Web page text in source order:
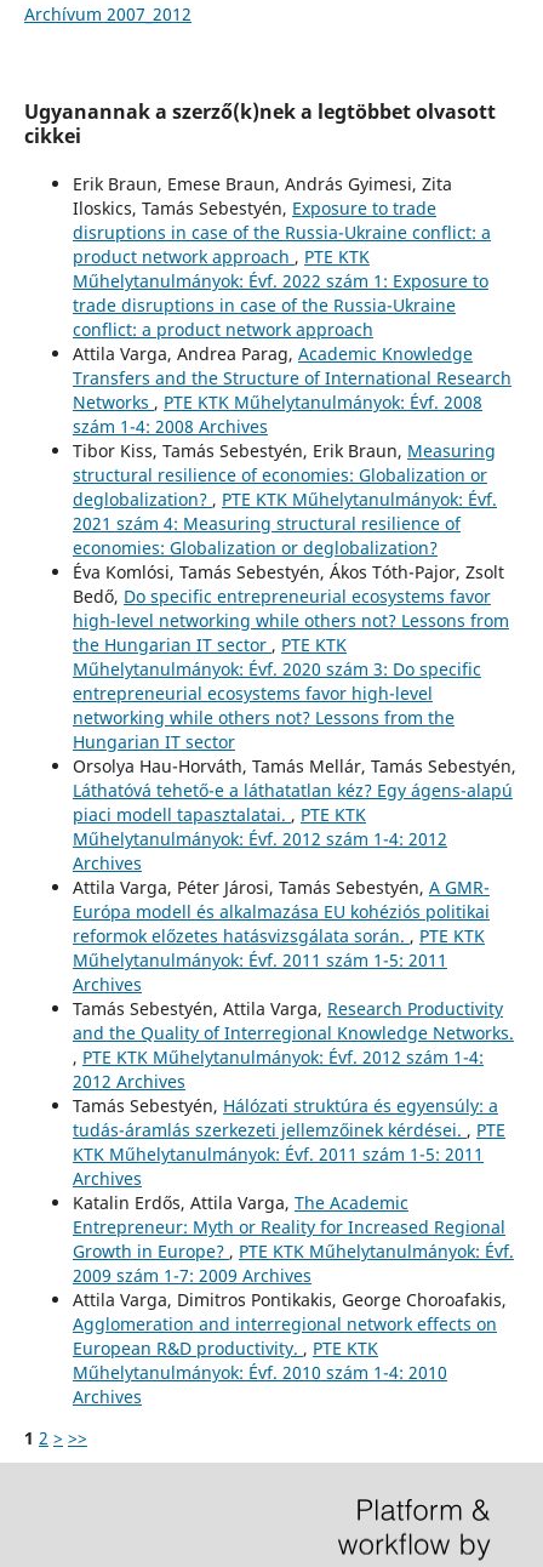
Archívum 2007_2012
Ugyanannak a szerző(k)nek a legtöbbet olvasott
cikkei
Erik Braun, Emese Braun, András Gyimesi, Zita
Iloskics, Tamás Sebestyén, Exposure to trade
disruptions in case of the Russia-Ukraine conflict: a
product network approach , PTE KTK
Műhelytanulmányok: Évf. 2022 szám 1: Exposure to
trade disruptions in case of the Russia-Ukraine
conflict: a product network approach
Attila Varga, Andrea Parag, Academic Knowledge
Transfers and the Structure of International Research
Networks , PTE KTK Műhelytanulmányok: Évf. 2008
szám 1-4: 2008 Archives
Tibor Kiss, Tamás Sebestyén, Erik Braun, Measuring
structural resilience of economies: Globalization or
deglobalization? , PTE KTK Műhelytanulmányok: Évf.
2021 szám 4: Measuring structural resilience of
economies: Globalization or deglobalization?
Éva Komlósi, Tamás Sebestyén, Ákos Tóth-Pajor, Zsolt
Bedő, Do specific entrepreneurial ecosystems favor
high-level networking while others not? Lessons from
the Hungarian IT sector , PTE KTK
Műhelytanulmányok: Évf. 2020 szám 3: Do specific
entrepreneurial ecosystems favor high-level
networking while others not? Lessons from the
Hungarian IT sector
Orsolya Hau-Horváth, Tamás Mellár, Tamás Sebestyén,
Láthatóvá tehető-e a láthatatlan kéz? Egy ágens-alapú
piaci modell tapasztalatai. , PTE KTK
Műhelytanulmányok: Évf. 2012 szám 1-4: 2012
Archives
Attila Varga, Péter Járosi, Tamás Sebestyén, A GMR-
Európa modell és alkalmazása EU kohéziós politikai
reformok előzetes hatásvizsgálata során. , PTE KTK
Műhelytanulmányok: Évf. 2011 szám 1-5: 2011
Archives
Tamás Sebestyén, Attila Varga, Research Productivity
and the Quality of Interregional Knowledge Networks.
, PTE KTK Műhelytanulmányok: Évf. 2012 szám 1-4:
2012 Archives
Tamás Sebestyén, Hálózati struktúra és egyensúly: a
tudás-áramlás szerkezeti jellemzőinek kérdései. , PTE
KTK Műhelytanulmányok: Évf. 2011 szám 1-5: 2011
Archives
Katalin Erdős, Attila Varga, The Academic
Entrepreneur: Myth or Reality for Increased Regional
Growth in Europe? , PTE KTK Műhelytanulmányok: Évf.
2009 szám 1-7: 2009 Archives
Attila Varga, Dimitros Pontikakis, George Choroafakis,
Agglomeration and interregional network effects on
European R&D productivity. , PTE KTK
Műhelytanulmányok: Évf. 2010 szám 1-4: 2010
Archives
1 2 > >>